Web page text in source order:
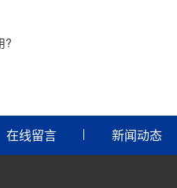
?
在线留言 新闻动态